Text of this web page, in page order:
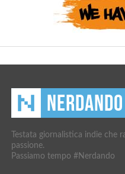
Testata giornalistica indie che
passione.
Passiamo tempo #Nerdando